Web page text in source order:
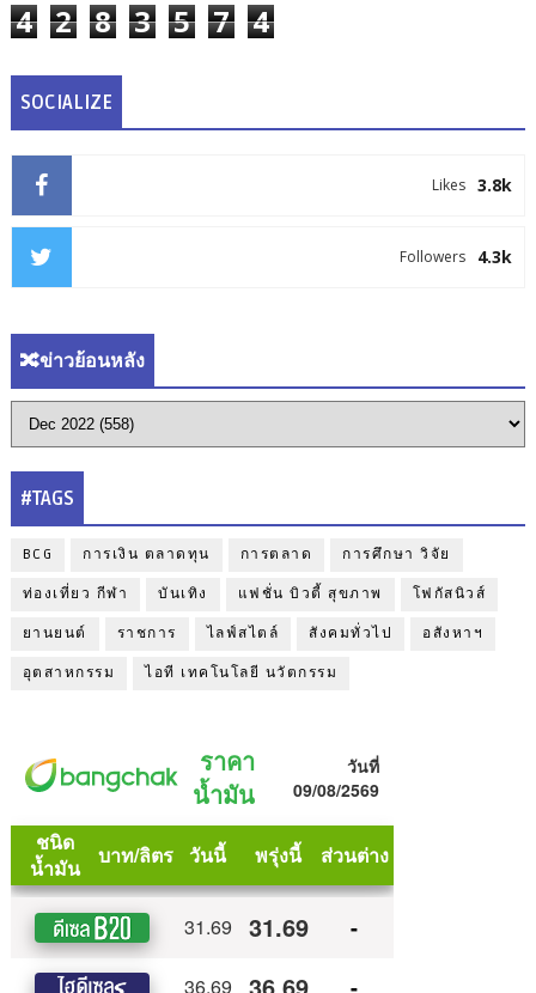
4 2 8 3 5 7 4
SOCIALIZE
3.8k
Likes
4.3k
Followers
🔀ข่าวย้อนหลัง
#TAGS
BCG การเงิน ตลาดทุน การตลาด การศึกษา วิจัย
ท่องเที่ยว กีฬา บันเทิง แฟชั่น บิวตี้ สุขภาพ โฟกัสนิวส์
ยานยนต์ ราชการ ไลฟ์สไตล์ สังคมทั่วไป อสังหาฯ
อุตสาหกรรม ไอที เทคโนโลยี นวัตกรรม